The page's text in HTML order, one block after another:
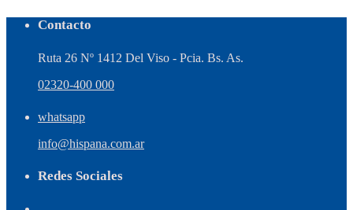
Contacto
Ruta 26 Nº 1412 Del Viso - Pcia. Bs. As.
02320-400 000
whatsapp
info@hispana.com.ar
Redes Sociales